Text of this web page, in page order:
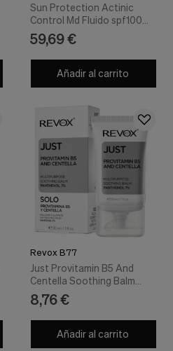
Sun Protection Actinic
Control Md Fluido spf100
80 ml - Eucerin
59,69 €
Añadir al carrito
Revox B77
Just Provitamin B5 And
Centella Soothing Balm
30ml - Revox B77
8,76 €
Añadir al carrito